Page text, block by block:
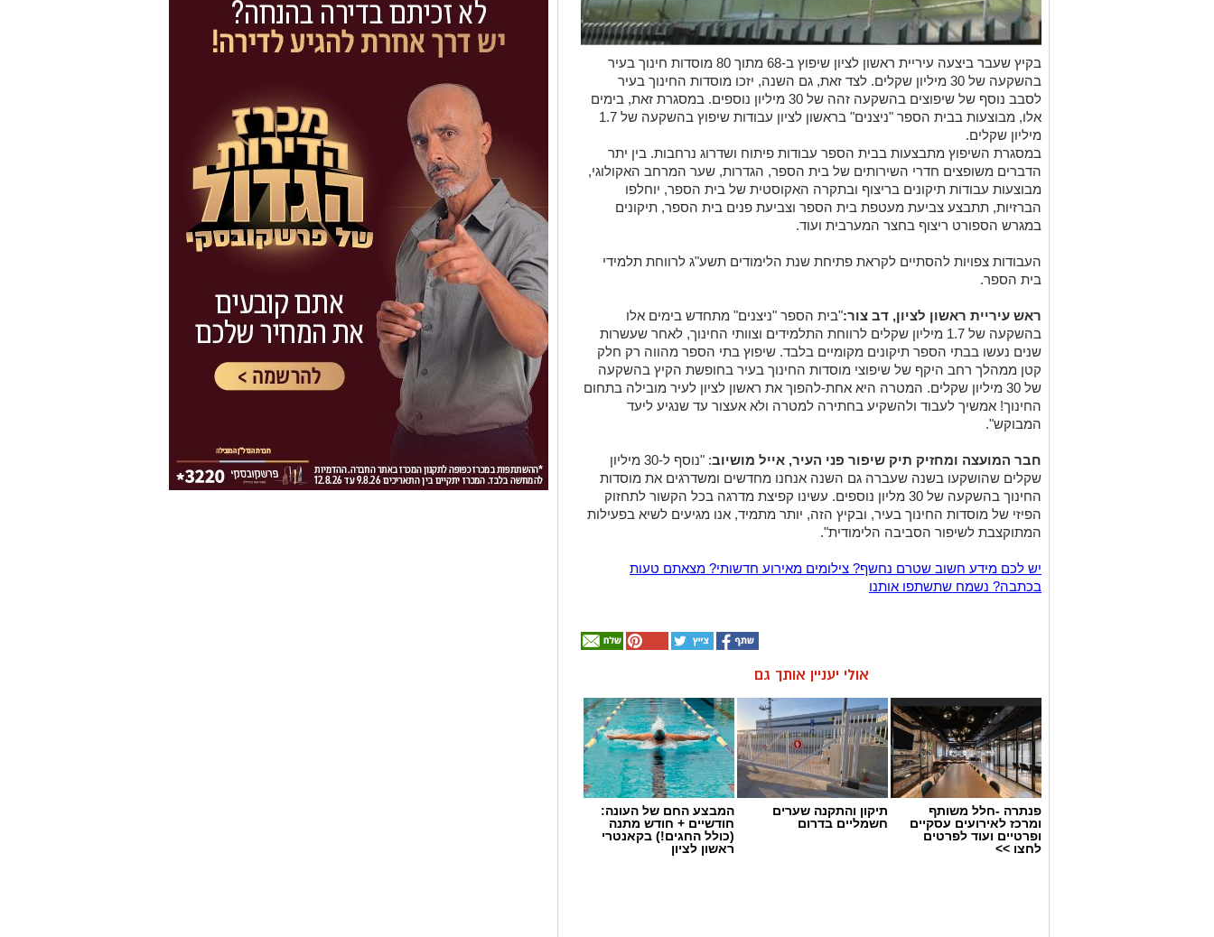
בקיץ שעבר ביצעה עיריית ראשון לציון שיפוץ ב-68 מתוך 80 מוסדות חינוך בעיר
בהשקעה של 30 מיליון שקלים. לצד זאת, גם השנה, יזכו מוסדות החינוך בעיר
לסבב נוסף של שיפוצים בהשקעה זהה של 30 מיליון נוספים. במסגרת זאת, בימים
אלו, מבוצעות בבית הספר "ניצנים" בראשון לציון עבודות שיפוץ בהשקעה של 1.7
מיליון שקלים.
במסגרת השיפוץ מתבצעות בבית הספר עבודות פיתוח ושדרוג נרחבות. בין יתר
הדברים משופצים חדרי השירותים של בית הספר, הגדרות, שער המרחב האקולוגי,
מבוצעות עבודות תיקונים בריצוף ובתקרה האקוסטית של בית הספר, יוחלפו
הברזיות, תתבצע צביעת מעטפת בית הספר וצביעת פנים בית הספר, תיקונים
במגרש הספורט ריצוף בחצר המערבית ועוד.
העבודות צפויות להסתיים לקראת פתיחת שנת הלימודים תשע"ג לרווחת תלמידי
בית הספר.
ראש עיריית ראשון לציון, דב צור:"בית הספר "ניצנים" מתחדש בימים אלו
בהשקעה של 1.7 מיליון שקלים לרווחת התלמידים וצוותי החינוך, לאחר שעשרות
שנים נעשו בבתי הספר תיקונים מקומיים בלבד. שיפוץ בתי הספר מהווה רק חלק
קטן ממהלך רחב היקף של שיפוצי מוסדות החינוך בעיר בחופשת הקיץ בהשקעה
של 30 מיליון שקלים. המטרה היא אחת-להפוך את ראשון לציון לעיר מובילה בתחום
החינוך! אמשיך לעבוד ולהשקיע בחתירה למטרה ולא אעצור עד שנגיע ליעד
המבוקש".
חבר המועצה ומחזיק תיק שיפור פני העיר, אייל מושיוב
: "נוסף ל-30 מיליון
שקלים שהושקעו בשנה שעברה גם השנה אנחנו מחדשים ומשדרגים את מוסדות
החינוך בהשקעה של 30 מליון נוספים. עשינו קפיצת מדרגה בכל הקשור לתחזוק
הפיזי של מוסדות החינוך בעיר, ובקיץ הזה, יותר מתמיד, אנו מגיעים לשיא בפעילות
המתוקצבת לשיפור הסביבה הלימודית".
יש לכם מידע חשוב שטרם נחשף? צילומים מאירוע חדשותי? מצאתם טעות
בכתבה? נשמח שתשתפו אותנו
אולי יעניין אותך גם
פנתרה -חלל משותף
ומרכז לאירועים עסקיים
ופרטיים ועוד לפרטים
לחצו >>
תיקון והתקנה שערים
חשמליים בדרום
המבצע החם של העונה:
חודשיים + חודש מתנה
(כולל החגים!) בקאנטרי
ראשון לציון